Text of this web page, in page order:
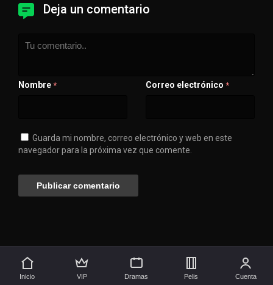
Deja un comentario
Nombre * Correo electrónico *
Guarda mi nombre, correo electrónico y web en este
navegador para la próxima vez que comente.
🚀 Síguenos aquí
💖 Apóyanos
Inicio VIP Dramas Pelis Cuenta